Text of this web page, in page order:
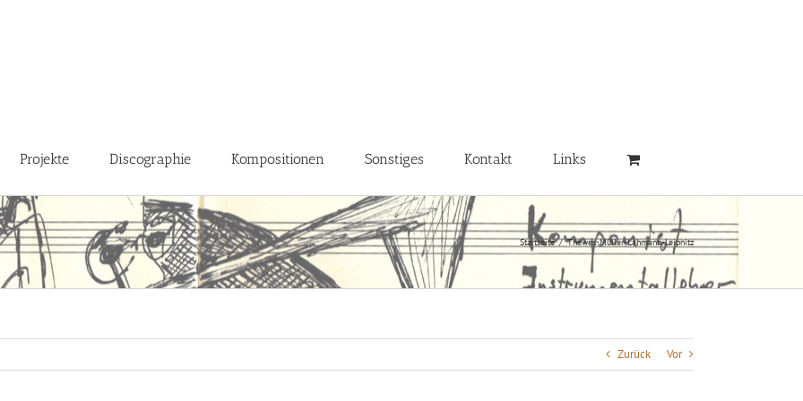
Projekte Discographie Kompositionen Sonstiges Kontakt Links
Startseite / Thewes-Müller-Lahmann-Leipnitz
Zurück Vor